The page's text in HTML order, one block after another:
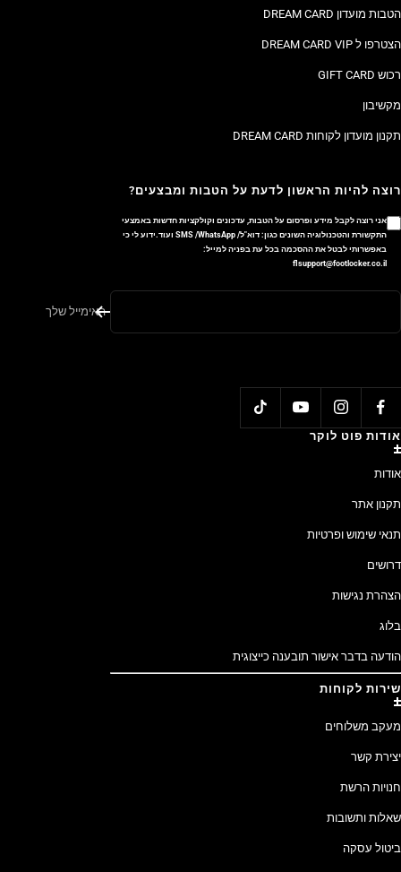
הטבות מועדון DREAM CARD
הצטרפו ל DREAM CARD VIP
רכוש GIFT CARD
מקשיבון
תקנון מועדון לקוחות DREAM CARD
רוצה להיות הראשון לדעת על הטבות ומבצעים?
אני רוצה לקבל מידע ופרסום על הטבות, עדכונים וקולקציות חדשות באמצעי
התקשורת והטכנולוגיה השונים כגון: דוא"ל/ SMS /WhatsApp ועוד.ידוע לי כי
באפשרותי לבטל את ההסכמה בכל עת בפניה למייל:
flsupport@footlocker.co.il
האימייל שלך
אודות פוט לוקר
אודות
תקנון אתר
תנאי שימוש ופרטיות
דרושים
הצהרת נגישות
בלוג
הודעה בדבר אישור תובענה כייצוגית
שירות לקוחות
מעקב משלוחים
יצירת קשר
חנויות הרשת
שאלות ותשובות
ביטול עסקה